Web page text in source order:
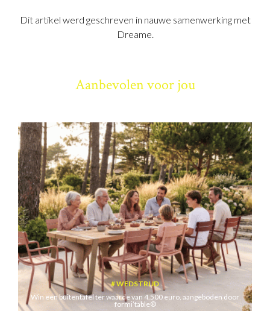
Dit artikel werd geschreven in nauwe samenwerking met
Dreame.
Aanbevolen voor jou
WEDSTRIJD
Win een buitentafel ter waarde van 4.500 euro, aangeboden door
formi’table®